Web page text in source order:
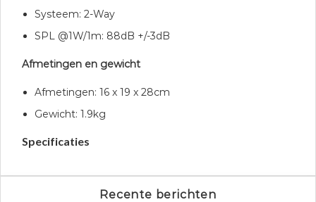
Systeem: 2-Way
SPL @1W/1m: 88dB +/-3dB
Afmetingen en gewicht
Afmetingen: 16 x 19 x 28cm
Gewicht: 1.9kg
Specificaties
Recente berichten